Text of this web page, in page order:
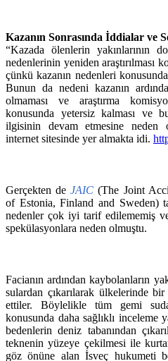
Kazanın Sonrasında İddialar ve
“Kazada ölenlerin yakınlarının
nedenlerinin yeniden araştırılması
çünkü kazanın nedenleri
Bunun da nedeni kazanın
olmaması ve araştırma
konusunda yetersiz kalması ve
ilgisinin devam etmesine neden
internet sitesinde yer almakta idi.
Gerçekten deJAIC (The Joint
of Estonia, Finland and Sweden)
nedenler çok iyi tarif edilememiş
spekülasyonlara neden olmuştu.
Facianın ardından kaybolanların
sulardan çıkarılarak ülkelerinde
ettiler. Böylelikle tüm gemi
konusunda daha sağlıklı inceleme
bedenlerin deniz tabanından
teknenin yüzeye çekilmesi ile
göz önüne alan İsveç hukumeti